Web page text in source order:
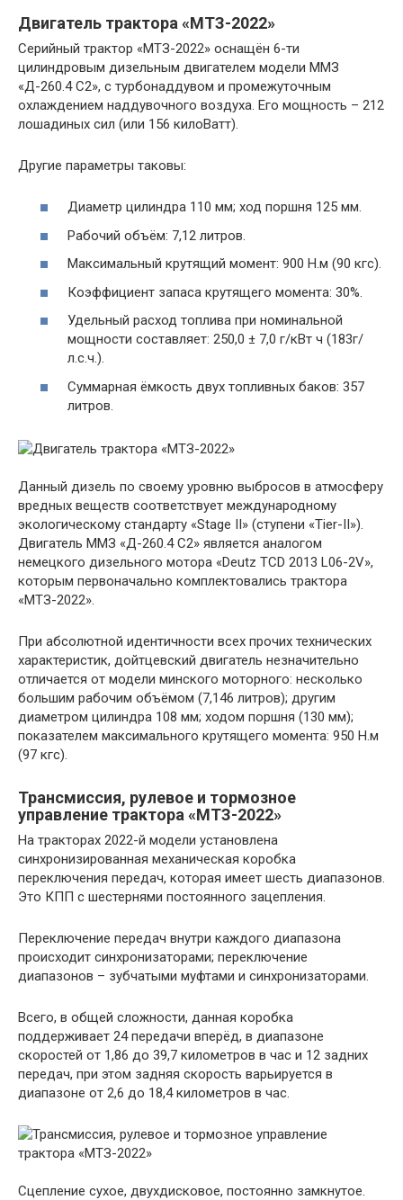
Двигатель трактора «МТЗ-2022»
Серийный трактор «МТЗ-2022» оснащён 6-ти
цилиндровым дизельным двигателем модели ММЗ
«Д-260.4 C2», с турбонаддувом и промежуточным
охлаждением наддувочного воздуха. Его мощность – 212
лошадиных сил (или 156 килоВатт).
Другие параметры таковы:
Диаметр цилиндра 110 мм; ход поршня 125 мм.
Рабочий объём: 7,12 литров.
Максимальный крутящий момент: 900 Н.м (90 кгс).
Коэффициент запаса крутящего момента: 30%.
Удельный расход топлива при номинальной
мощности составляет: 250,0 ± 7,0 г/кВт ч (183г/
л.с.ч.).
Суммарная ёмкость двух топливных баков: 357
литров.
Данный дизель по своему уровню выбросов в атмосферу
вредных веществ соответствует международному
экологическому стандарту «Stage II» (ступени «Tier-II»).
Двигатель ММЗ «Д-260.4 C2» является аналогом
немецкого дизельного мотора «Deutz TCD 2013 L06-2V»,
которым первоначально комплектовались трактора
«МТЗ-2022».
При абсолютной идентичности всех прочих технических
характеристик, дойтцевский двигатель незначительно
отличается от модели минского моторного: несколько
большим рабочим объёмом (7,146 литров); другим
диаметром цилиндра 108 мм; ходом поршня (130 мм);
показателем максимального крутящего момента: 950 Н.м
(97 кгс).
Трансмиссия, рулевое и тормозное
управление трактора «МТЗ-2022»
На тракторах 2022-й модели установлена
синхронизированная механическая коробка
переключения передач, которая имеет шесть диапазонов.
Это КПП с шестернями постоянного зацепления.
Переключение передач внутри каждого диапазона
происходит синхронизаторами; переключение
диапазонов – зубчатыми муфтами и синхронизаторами.
Всего, в общей сложности, данная коробка
поддерживает 24 передачи вперёд, в диапазоне
скоростей от 1,86 до 39,7 километров в час и 12 задних
передач, при этом задняя скорость варьируется в
диапазоне от 2,6 до 18,4 километров в час.
Сцепление сухое, двухдисковое, постоянно замкнутое.